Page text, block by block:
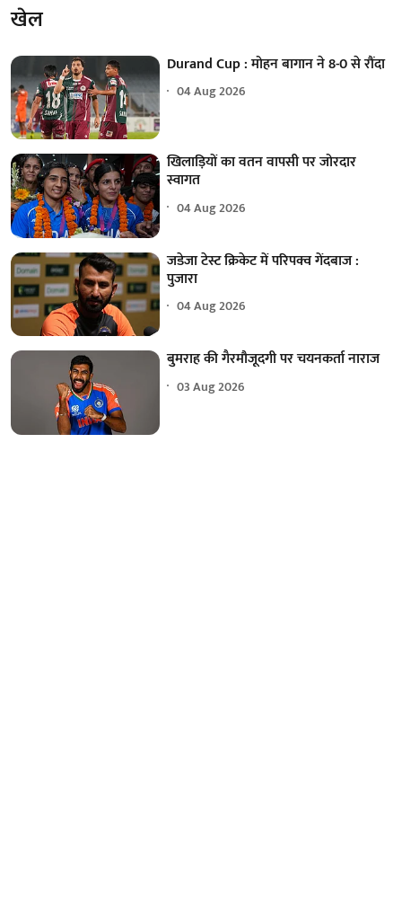
खेल
Durand Cup : मोहन बागान ने 8-0 से रौंदा
04 Aug 2026
खिलाड़ियों का वतन वापसी पर जोरदार
स्वागत
04 Aug 2026
जडेजा टेस्ट क्रिकेट में परिपक्व गेंदबाज :
पुजारा
04 Aug 2026
बुमराह की गैरमौजूदगी पर चयनकर्ता नाराज
03 Aug 2026